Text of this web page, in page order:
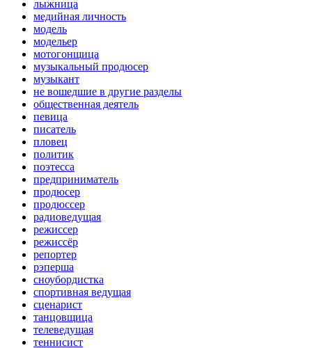
лыжница
медийная личность
модель
модельер
мотогонщица
музыкальный продюсер
музыкант
не вошедшие в другие разделы
общественная деятель
певица
писатель
пловец
политик
поэтесса
предприниматель
продюсер
продюссер
радиоведущая
режиссер
режиссёр
репортер
рэперша
сноубордистка
спортивная ведущая
сценарист
танцовщица
телеведущая
теннисист